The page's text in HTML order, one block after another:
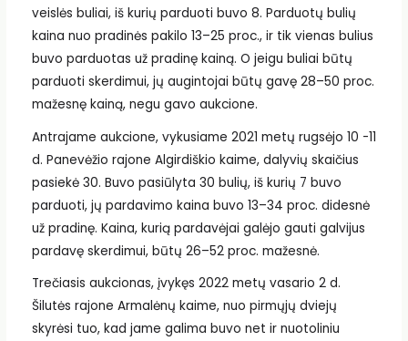
veislės buliai, iš kurių parduoti buvo 8. Parduotų bulių
kaina nuo pradinės pakilo 13–25 proc., ir tik vienas bulius
buvo parduotas už pradinę kainą. O jeigu buliai būtų
parduoti skerdimui, jų augintojai būtų gavę 28–50 proc.
mažesnę kainą, negu gavo aukcione.
Antrajame aukcione, vykusiame 2021 metų rugsėjo 10 -11
d. Panevėžio rajone Algirdiškio kaime, dalyvių skaičius
pasiekė 30. Buvo pasiūlyta 30 bulių, iš kurių 7 buvo
parduoti, jų pardavimo kaina buvo 13–34 proc. didesnė
už pradinę. Kaina, kurią pardavėjai galėjo gauti galvijus
pardavę skerdimui, būtų 26–52 proc. mažesnė.
Trečiasis aukcionas, įvykęs 2022 metų vasario 2 d.
Šilutės rajone Armalėnų kaime, nuo pirmųjų dviejų
skyrėsi tuo, kad jame galima buvo net ir nuotoliniu